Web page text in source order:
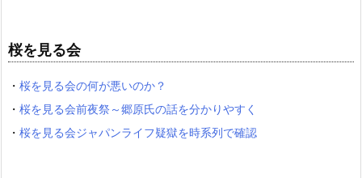
桜を見る会
・ 桜を見る会の何が悪いのか？
・ 桜を見る会前夜祭～郷原氏の話を分かりやすく
・ 桜を見る会ジャパンライフ疑獄を時系列で確認